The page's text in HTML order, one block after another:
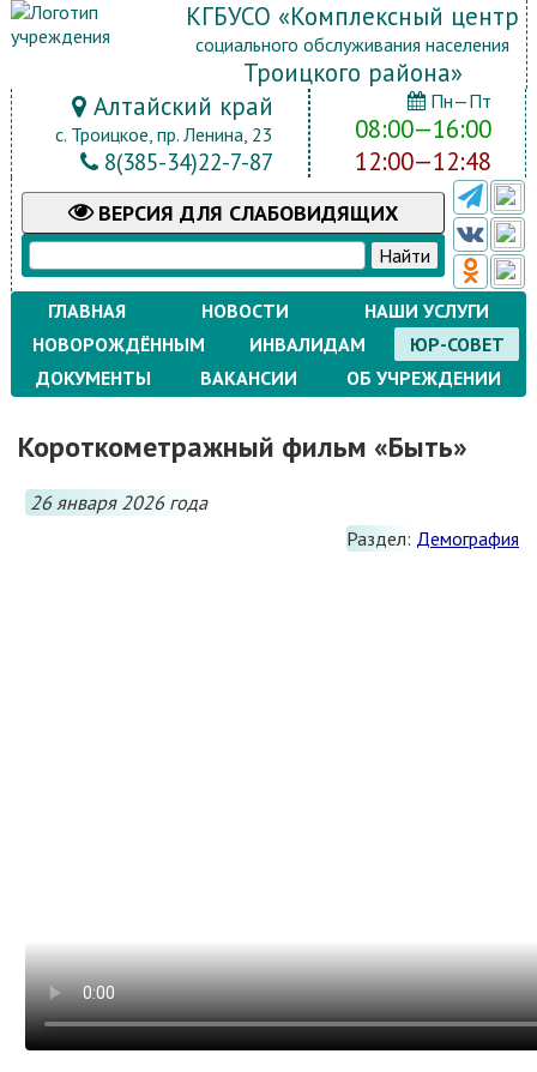
КГБУСО «Комплексный центр
социального обслуживания населения
Троицкого района»
Алтайский край
с. Троицкое, пр. Ленина, 23
8(385-34)22-7-87
Пн—Пт
08:00—16:00
12:00—12:48
ВЕРСИЯ ДЛЯ СЛАБОВИДЯЩИХ
ГЛАВНАЯ НОВОСТИ
НАШИ УСЛУГИ
НОВОРОЖДЁННЫМ
ИНВАЛИДАМ
ЮР-СОВЕТ
ДОКУМЕНТЫ
ВАКАНСИИ ОБ УЧРЕЖДЕНИИ
Короткометражный фильм «Быть»
26 января 2026 года
Раздел: Демография